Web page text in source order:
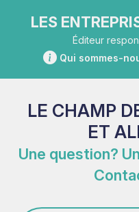
LES
Éditeur
Qui sommes-
LE CHAMP
ET
Une question?